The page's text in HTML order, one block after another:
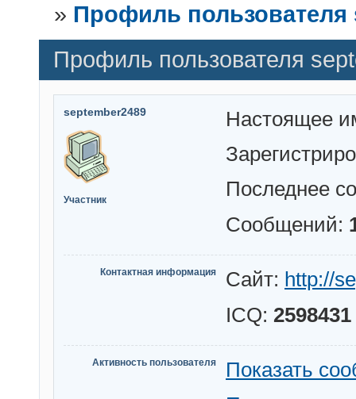
» Профиль пользователя
Профиль пользователя
september2489
Участник
Настоящее
Последнее
Сообщений:
Контактная информация Сайт: http://
ICQ: 2598431
Активность пользователя
Показать